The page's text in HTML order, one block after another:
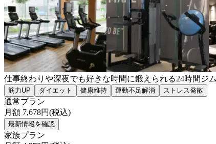
仕事終わりや深夜でも好きな時間に鍛えられる24時間ジ
筋力UP ダイエット 健康維持 運動不足解消 ストレス発散
通常プラン
月額 7,678円(税込)
最新情報を確認
家族プラン